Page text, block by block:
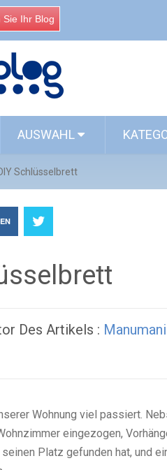
Sie Ihr Blog
AUSWAHL
Schlüsselbrett
Des Artikels :
Wohnung viel passiert.
eingezogen,
Platz gefunden hat, und